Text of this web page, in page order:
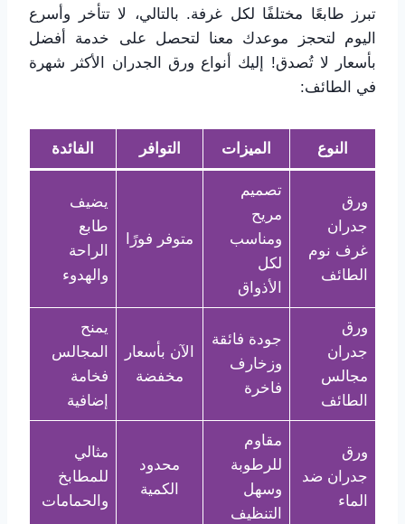
تبرز طابعًا مختلفًا لكل غرفة. بالتالي، لا تتأخر وأسرع
اليوم لتحجز موعدك معنا لتحصل على خدمة أفضل
بأسعار لا تُصدق! إليك أنواع ورق الجدران الأكثر شهرة
في الطائف:
النوع الميزات التوافر الفائدة
ورق
جدران
غرف نوم
الطائف
تصميم
مريح
ومناسب
لكل
الأذواق
متوفر فورًا
يضيف
طابع
الراحة
والهدوء
ورق
جدران
مجالس
الطائف
جودة فائقة
وزخارف
فاخرة
الآن بأسعار
مخفضة
يمنح
المجالس
فخامة
إضافية
ورق
جدران ضد
الماء
مقاوم
للرطوبة
وسهل
التنظيف
محدود
الكمية
مثالي
للمطابخ
والحمامات